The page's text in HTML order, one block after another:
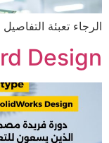
الرجاء تعبئة التفاصيل
Design